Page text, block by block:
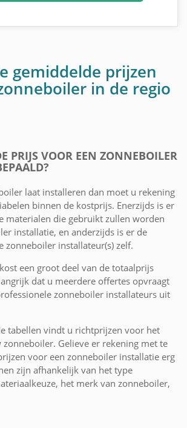
gemiddelde prijzen
in de regio
PRIJS VOOR EEN ZONNEBOILER
laat installeren dan moet u rekening
binnen de kostprijs. Enerzijds is er
materialen die gebruikt zullen worden
installatie, en anderzijds is er de
zonneboiler installateur(s) zelf.
een groot deel van de totaalprijs
dat u meerdere offertes opvraagt
zonneboiler installateurs uit
tabellen vindt u richtprijzen voor het
Gelieve er rekening met te
voor een zonneboiler installatie erg
zijn afhankelijk van het type
het merk van zonneboiler,